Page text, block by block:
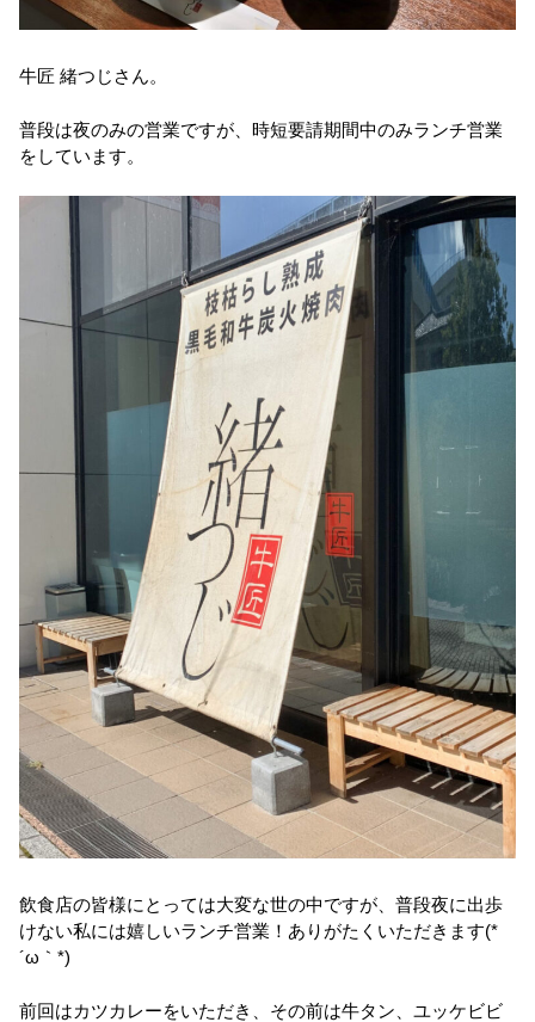
牛匠 緒つじさん。
普段は夜のみの営業ですが、時短要請期間中のみランチ営業
をしています。
飲食店の皆様にとっては大変な世の中ですが、普段夜に出歩
けない私には嬉しいランチ営業！ありがたくいただきます(*
´ω｀*)
前回はカツカレーをいただき、その前は牛タン、ユッケビビ